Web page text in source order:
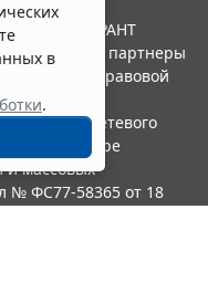
в
.
Система ГАРАНТ
"Гарант" и ее партнеры
правовой
качестве сетевого
в сфере
и массовых
№ ФС77-58365 от 18